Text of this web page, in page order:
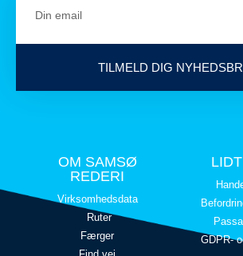
TILMELD DIG
OM SAMSØ
REDERI
Virksomhedsdata
Ruter
Færger
GDPR-